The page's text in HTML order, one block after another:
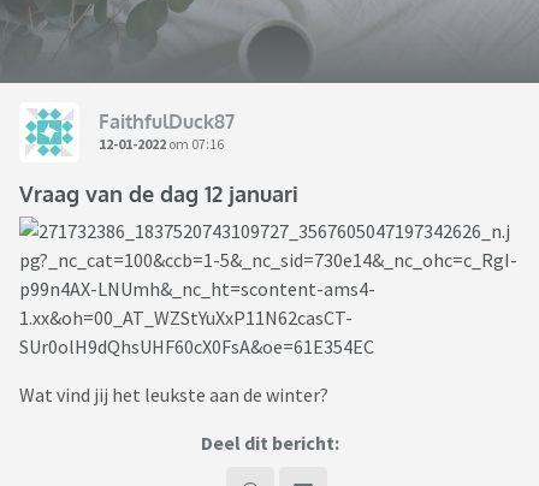
FaithfulDuck87
12-01-2022 om 07:16
Vraag van de dag 12 januari
Wat vind jij het leukste aan de winter?
Deel dit bericht: